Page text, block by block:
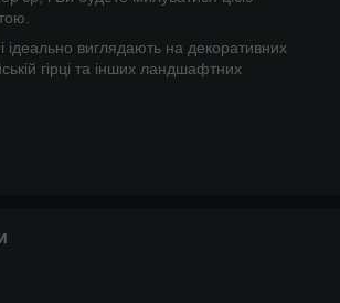
ідеально виглядають на декоративних
гірці та інших ландшафтних